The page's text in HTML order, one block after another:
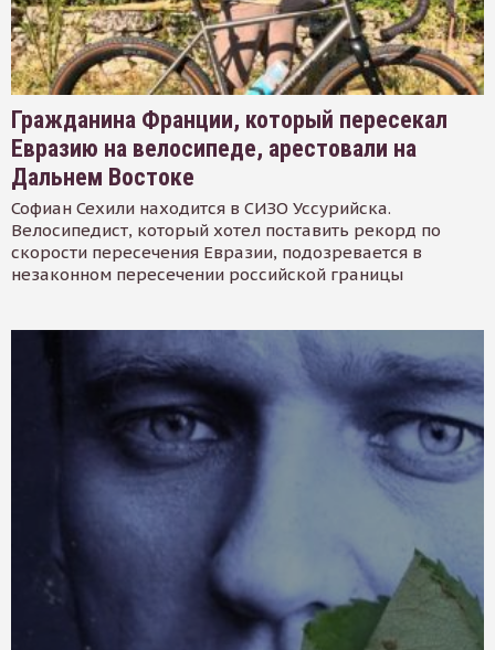
Гражданина Франции, который пересекал
Евразию на велосипеде, арестовали на
Дальнем Востоке
Софиан Сехили находится в СИЗО Уссурийска.
Велосипедист, который хотел поставить рекорд по
скорости пересечения Евразии, подозревается в
незаконном пересечении российской границы